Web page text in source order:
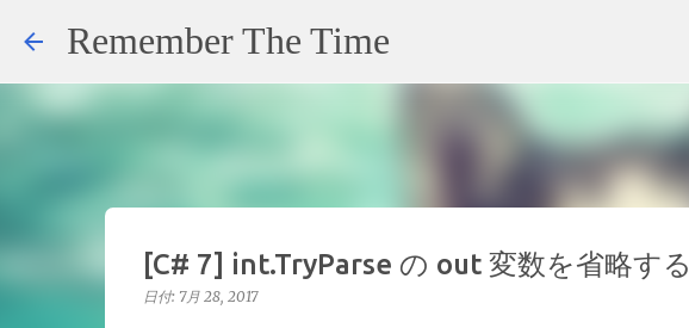
Remember The Time
[C# 7] int.TryParse の out 変数を省略する
日付: 7月 28, 2017